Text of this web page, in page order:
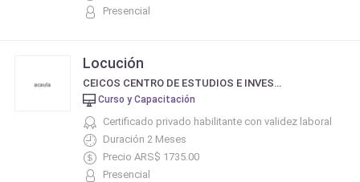
Presencial
Locución
CEICOS CENTRO DE ESTUDIOS E INVESTIGACIÓN EN COMUNICACIÓN SOCIAL
Curso y Capacitación
Certificado privado habilitante con validez laboral
Duración 2 Meses
Precio ARS$ 1735.00
Presencial